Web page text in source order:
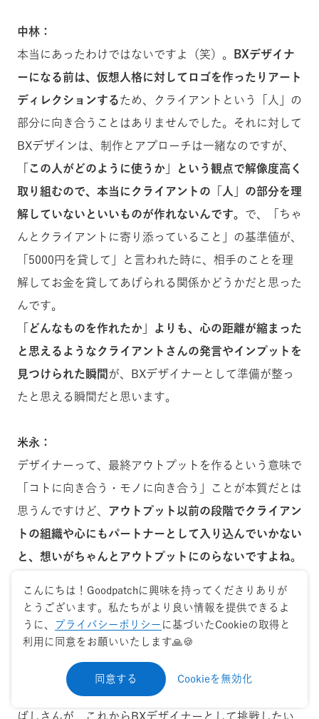
中林：
本当にあったわけではないですよ（笑）。
BXデザイナ
ーになる前は、仮想人格に対してロゴを作ったりアート
ディレクションするため、クライアントという「人」の
部分に向き合うことはありませんでした。それに対して
BXデザインは、制作とアプローチは一緒なのですが、
「この人がどのように使うか」という観点で解像度高く
取り組むので、本当にクライアントの「人」の部分を理
解していないといいものが作れないんです。 で、「ちゃ
んとクライアントに寄り添っていること」の基準値が、
「5000円を貸して」と言われた時に、相手のことを理
解してお金を貸してあげられる関係かどうかだと思った
んです。
「どんなものを作れたか」よりも、心の距離が縮まった
と思えるようなクライアントさんの発言やインプットを
見つけられた瞬間 が、BXデザイナーとして準備が整っ
たと思える瞬間だと思います。
米永：
デザイナーって、最終アウトプットを作るという意味で
「コトに向き合う・モノに向き合う」ことが本質だとは
思うんですけど、 アウトプット以前の段階でクライアン
トの組織や心にもパートナーとして入り込んでいかない
と、想いがちゃんとアウトプットにのらないですよね。
は、BXチーム内でもよくしているじゃないですか。そ
れをばしさんが自然とやってくれていると知れて、嬉し
くなりました。
ばしさんが、これからBXデザイナーとして挑戦したい
こんにちは！Goodpatchに興味を持ってくださりありが
とうございます。私たちがより良い情報を提供できるよ
うに、
プライバシーポリシー に基づいたCookieの取得と
利用に同意をお願いいたします🙏🍪
同意する Cookieを無効化